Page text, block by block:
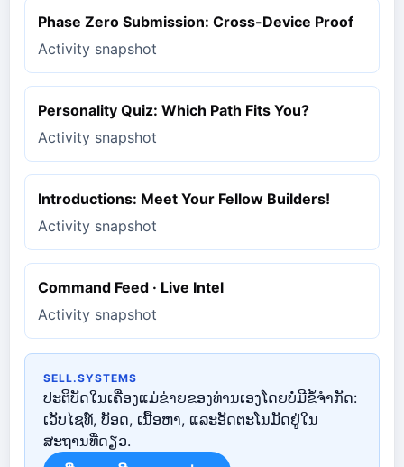
Phase Zero Submission: Cross-Device Proof
Activity snapshot
Personality Quiz: Which Path Fits You?
Activity snapshot
Introductions: Meet Your Fellow Builders!
Activity snapshot
Command Feed · Live Intel
Activity snapshot
SELL.SYSTEMS
ປະຕິບັດໃນເຄື່ອງແມ່ຂ່າຍຂອງທ່ານເອງໂດຍບໍ່ມີຂໍ້ຈໍາກັດ:
ເວັບໄຊທ໌, ບັອດ, ເນື້ອຫາ, ແລະອັດຕະໂນມັດຢູ່ໃນ
ສະຖານທີ່ດຽວ.